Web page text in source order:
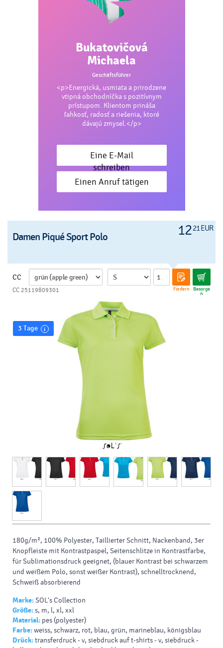
Bukatovičová
Michaela
Geschäftsführer
<p>Energická, usmiata a prirodzene
vtipná obchodníčka s pozitívnym
prístupom. Klientom prináša
ľahkosť, radosť a riešenia, ktoré
dávajú zmysel.</p>
Eine E-Mail
schreiben
Einen Anruf tätigen
1221 EUR
Damen Piqué Sport Polo
CC
Fordern Besorge
n
CC 25119809301
3 Tage
180g/m², 100% Polyester, Taillierter Schnitt, Nackenband, 3er
Knopfleiste mit Kontrastpaspel, Seitenschlitze in Kontrastfarbe,
für Sublimationsdruck geeignet, (blauer Kontrast bei schwarzem
und weißem Polo, sonst weißer Kontrast), schnelltrocknend,
Schweiß absorbierend
Marke:SOL's Collection
Größe:s, m, l, xl, xxl
Material: pes (polyester)
Farbe:weiss, schwarz, rot, blau, grün, marineblau, königsblau
Drück:transferdruck - v, siebdruck auf t-shirts - v, siebdruck -